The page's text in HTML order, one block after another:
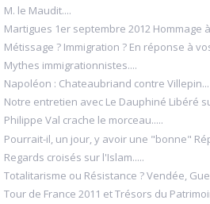
M. le Maudit....
Martigues 1er septembre 2012 Hommage
Métissage ? Immigration ? En réponse à
Mythes immigrationnistes....
Napoléon : Chateaubriand contre Villepin...
Notre entretien avec Le Dauphiné Libéré
Philippe Val crache le morceau.....
Pourrait-il, un jour, y avoir une "bonne"
Regards croisés sur l'Islam.....
Totalitarisme ou Résistance ? Vendée,
Tour de France 2011 et Trésors du